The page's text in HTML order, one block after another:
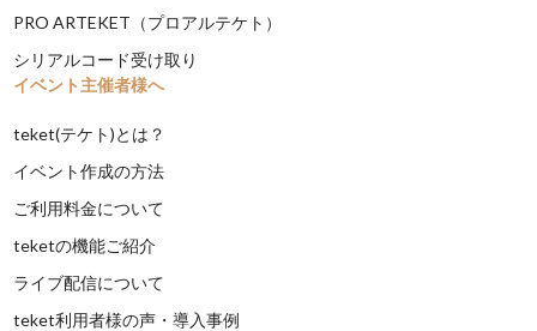
PRO ARTEKET（プロアルテケト）
シリアルコード受け取り
イベント主催者様へ
teket(テケト)とは？
イベント作成の方法
ご利用料金について
teketの機能ご紹介
ライブ配信について
teket利用者様の声・導入事例